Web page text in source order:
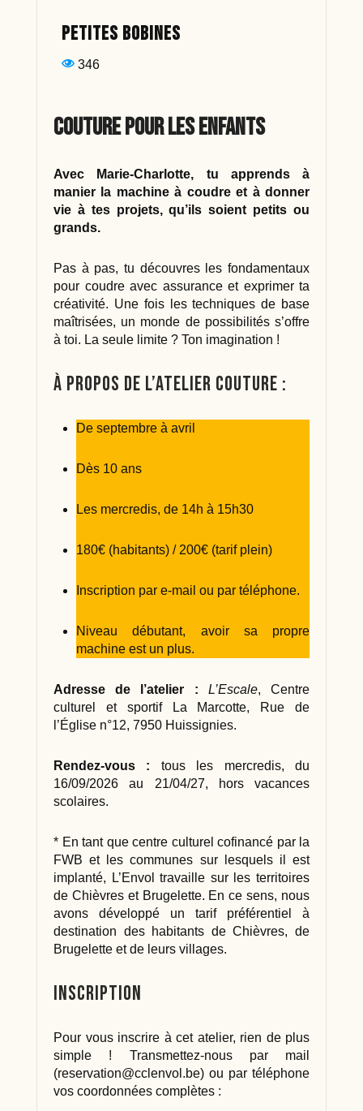
PETITES BOBINES
346
Couture pour les enfants
Avec Marie-Charlotte, tu apprends à
manier la machine à coudre et à donner
vie à tes projets, qu’ils soient petits ou
grands.
Pas à pas, tu découvres les fondamentaux
pour coudre avec assurance et exprimer ta
créativité. Une fois les techniques de base
maîtrisées, un monde de possibilités s’offre
à toi. La seule limite ? Ton imagination !
À propos de l’atelier couture :
De septembre à avril
Dès 10 ans
Les mercredis, de 14h à 15h30
180€ (habitants) / 200€ (tarif plein)
Inscription par e-mail ou par téléphone.
Niveau débutant, avoir sa propre
machine est un plus.
Adresse de l’atelier : L’Escale, Centre
culturel et sportif La Marcotte, Rue de
l’Église n°12, 7950 Huissignies.
Rendez-vous : tous les mercredis, du
16/09/2026 au 21/04/27, hors vacances
scolaires.
* En tant que centre culturel cofinancé par la
FWB et les communes sur lesquels il est
implanté, L’Envol travaille sur les territoires
de Chièvres et Brugelette. En ce sens, nous
avons développé un tarif préférentiel à
destination des habitants de Chièvres, de
Brugelette et de leurs villages.
Inscription
Pour vous inscrire à cet atelier, rien de plus
simple ! Transmettez-nous par mail
(reservation@cclenvol.be) ou par téléphone
vos coordonnées complètes :